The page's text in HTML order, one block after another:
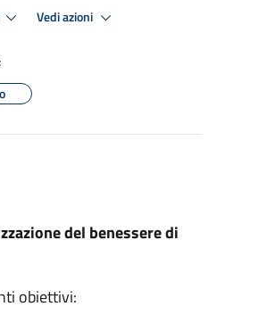
Vedi azioni
del benessere di
obiettivi: